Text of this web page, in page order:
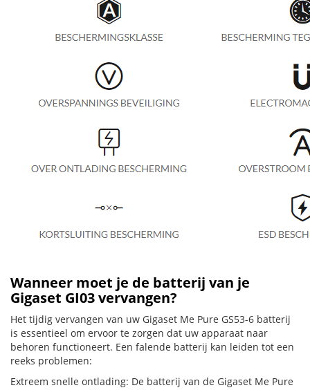
Wanneer moet je de batterij van je
Gigaset GI03 vervangen?
Het tijdig vervangen van uw Gigaset Me Pure GS53-6 batterij
is essentieel om ervoor te zorgen dat uw apparaat naar
behoren functioneert. Een falende batterij kan leiden tot een
reeks problemen:
Extreem snelle ontlading: De batterij van de Gigaset Me Pure